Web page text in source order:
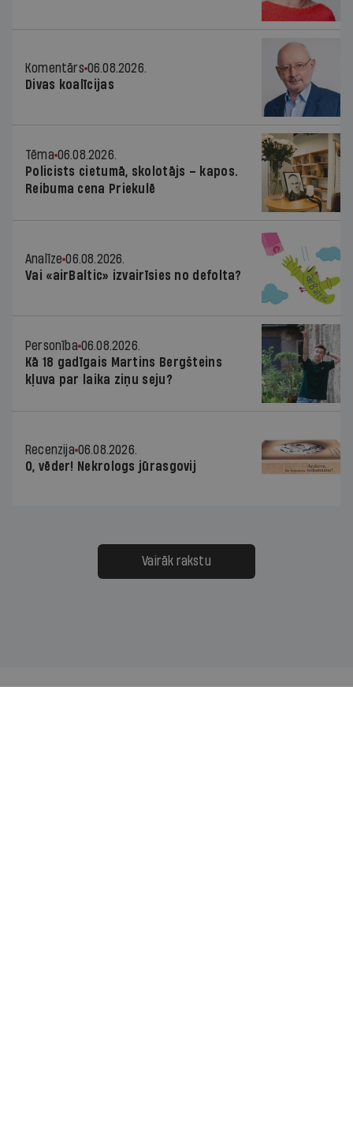
Komentārs 06.08.2026.
Divas koalīcijas
Tēma 06.08.2026.
Policists cietumā, skolotājs – kapos.
Reibuma cena Priekulē
Analīze 06.08.2026.
Vai «airBaltic» izvairīsies no defolta?
Personība 06.08.2026.
Kā 18 gadīgais Martins Bergšteins
kļuva par laika ziņu seju?
Recenzija 06.08.2026.
O, vēder! Nekrologs jūrasgovij
Vairāk rakstu